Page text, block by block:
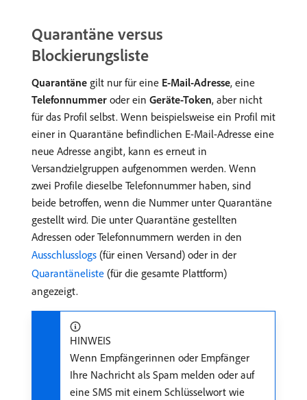
Quarantäne versus
Blockierungsliste
Quarantäne gilt nur für eine E-Mail-Adresse, eine
Telefonnummer oder ein Geräte-Token, aber nicht
für das Profil selbst. Wenn beispielsweise ein Profil mit
einer in Quarantäne befindlichen E-Mail-Adresse eine
neue Adresse angibt, kann es erneut in
Versandzielgruppen aufgenommen werden. Wenn
zwei Profile dieselbe Telefonnummer haben, sind
beide betroffen, wenn die Nummer unter Quarantäne
gestellt wird. Die unter Quarantäne gestellten
Adressen oder Telefonnummern werden in den
Ausschlusslogs (für einen Versand) oder in der
Quarantäneliste (für die gesamte Plattform)
angezeigt.
HINWEIS
Wenn Empfängerinnen oder Empfänger
Ihre Nachricht als Spam melden oder auf
eine SMS mit einem Schlüsselwort wie